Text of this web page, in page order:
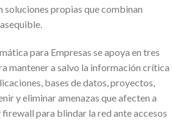
soluciones propias que combinan
para Empresas se apoya en tres
mantener a salvo la información crítica
bases de datos, proyectos,
y eliminar amenazas que afecten a
para blindar la red ante accesos